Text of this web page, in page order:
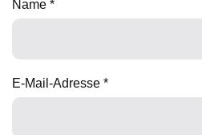
Name *
E-Mail-Adresse *